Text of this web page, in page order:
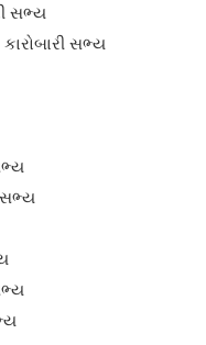
સભ્ય
સભ્ય
સભ્ય